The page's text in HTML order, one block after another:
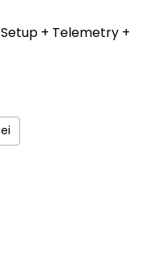
+ Telemetry +